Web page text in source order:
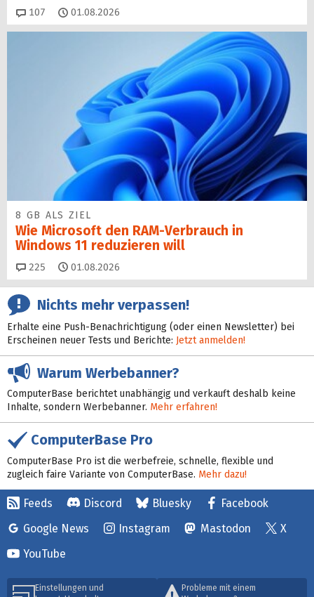
107 Kommentare
01.08.2026
8 GB ALS ZIEL
Wie Microsoft den RAM-Verbrauch in
Windows 11 reduzieren will
225 Kommentare
01.08.2026
Nichts mehr verpassen!
Erhalte eine Push-Benachrichtigung (oder einen Newsletter) bei
Erscheinen neuer Tests und Berichte: Jetzt anmelden!
Warum Werbebanner?
ComputerBase berichtet unabhängig und verkauft deshalb keine
Inhalte, sondern Werbebanner. Mehr erfahren!
ComputerBase Pro
ComputerBase Pro ist die werbefreie, schnelle, flexible und
zugleich faire Variante von ComputerBase. Mehr dazu!
Feeds Discord Bluesky
Facebook
Google News
Instagram Mastodon
X
YouTube
Einstellungen und
Probleme mit einem